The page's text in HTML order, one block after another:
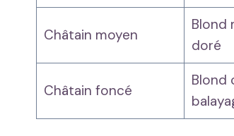
Châtain moyen
Blond
doré
Châtain foncé
Blond